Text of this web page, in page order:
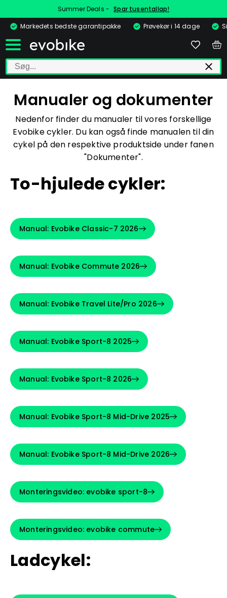
Summer Deals - Spar tusentallap!
Markedets bedste garantipakke
Prøvekør i 14 dage
Manualer og dokumenter
Nedenfor finder du manualer til vores forskellige
Evobike cykler. Du kan også finde manualen til din
cykel på den respektive produktside under fanen
"Dokumenter".
To-hjulede cykler:
Manual: Evobike Classic-7 2026
Manual: Evobike Commute 2026
Manual: Evobike Travel Lite/Pro 2026
Manual: Evobike Sport-8 2025
Manual: Evobike Sport-8 2026
Manual: Evobike Sport-8 Mid-Drive 2025
Manual: Evobike Sport-8 Mid-Drive 2026
Monteringsvideo: evobike sport-8
Monteringsvideo: evobike commute
Ladcykel: